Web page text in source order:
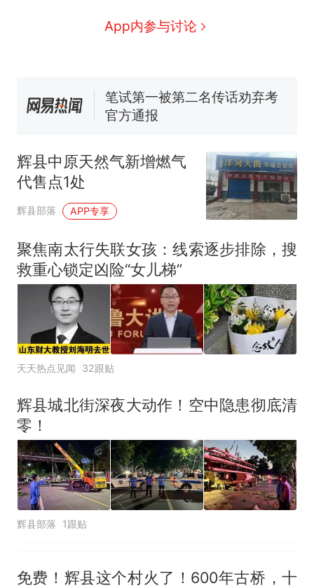
App内参与讨论
人生
新 费大厨“全国小炒肉大王”称
号，仅凭视频评出？中国烹饪
佛山一中学招聘物理教师，笔
试前13名均遭淘汰？教育局：
核查
力已达15级 最新研判
享界G9车型预售价公布：
热
那个在床头放菜刀的女孩，
人生
辉县中原天然气新增燃气
代售点1处
辉县部落 APP专享
聚焦南太行失联女孩：线索逐步排除，搜
救重心锁定凶险“女儿梯”
天天热点见闻 32跟贴
辉县城北街深夜大动作！空中隐患彻底清
零！
辉县部落 1跟贴
免费！辉县这个村火了！600年古桥，十